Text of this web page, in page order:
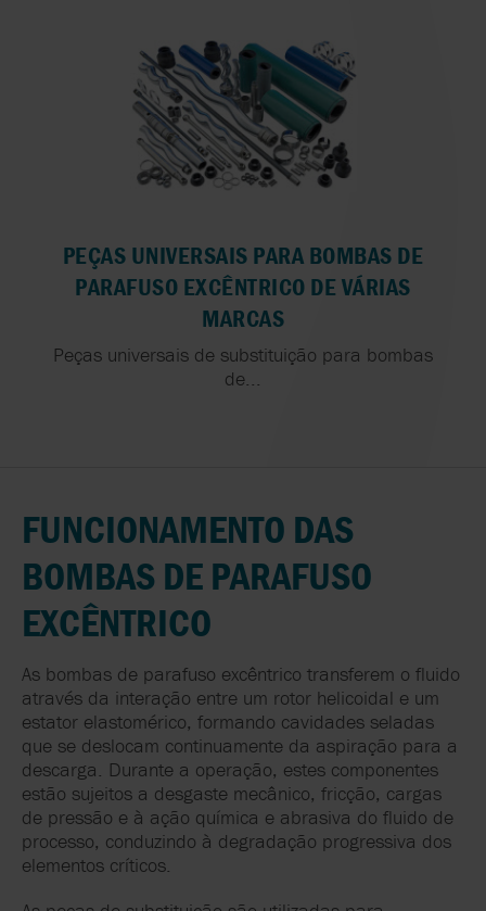
PEÇAS UNIVERSAIS PARA BOMBAS DE
PARAFUSO EXCÊNTRICO DE VÁRIAS
MARCAS
Peças universais de substituição para bombas
de...
FUNCIONAMENTO DAS
BOMBAS DE PARAFUSO
EXCÊNTRICO
As bombas de parafuso excêntrico transferem o fluido
através da interação entre um rotor helicoidal e um
estator elastomérico, formando cavidades seladas
que se deslocam continuamente da aspiração para a
descarga. Durante a operação, estes componentes
estão sujeitos a desgaste mecânico, fricção, cargas
de pressão e à ação química e abrasiva do fluido de
processo, conduzindo à degradação progressiva dos
elementos críticos.